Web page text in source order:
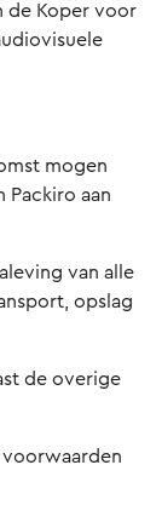
de Koper voor
mogen
aan
van alle
opslag
de overige
voorwaarden